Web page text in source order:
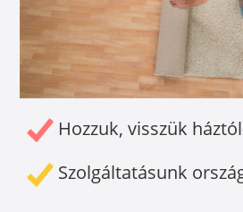
Hozzuk, visszük
Szolgáltatásunk